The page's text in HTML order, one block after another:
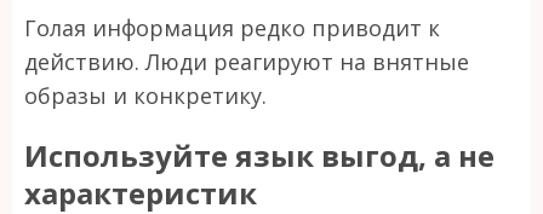
Голая информация редко приводит к
действию. Люди реагируют на внятные
образы и конкретику.
Используйте язык выгод, а не
характеристик